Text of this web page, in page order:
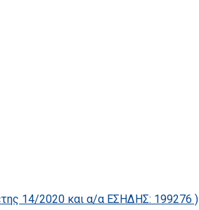
14/2020 και α/α ΕΣΗΔΗΣ: 199276 )